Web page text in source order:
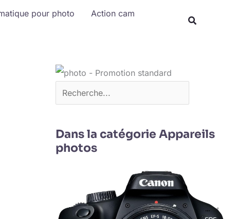
pour photo
Action cam
Rechercher
Dans la catégorie Appareils
photos